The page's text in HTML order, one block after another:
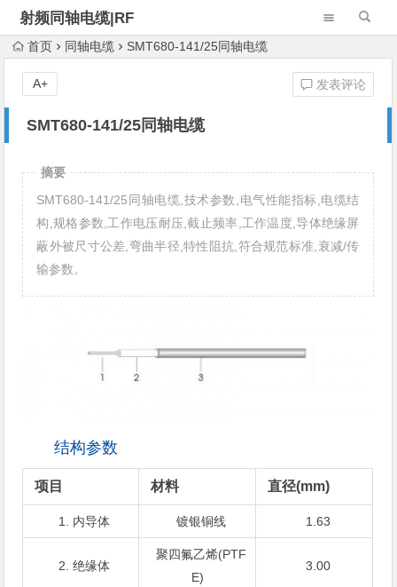
射频同轴电缆|RF
Cable Assembly
首页 同轴电缆 SMT680-141/25同轴电缆
SMT680-141/25同轴电缆
发表评论
A+
摘要
SMT680-141/25同轴电缆,技术参数,电气性能指标,电缆结
构,规格参数,工作电压耐压,截止频率,工作温度,导体绝缘屏
蔽外被尺寸公差,弯曲半径,特性阻抗,符合规范标准,衰减/传
输参数。
结构参数
项目 材料 直径(mm)
1. 内导体 镀银铜线 1.63
2. 绝缘体
聚四氟乙烯(PTF
E)
3.00